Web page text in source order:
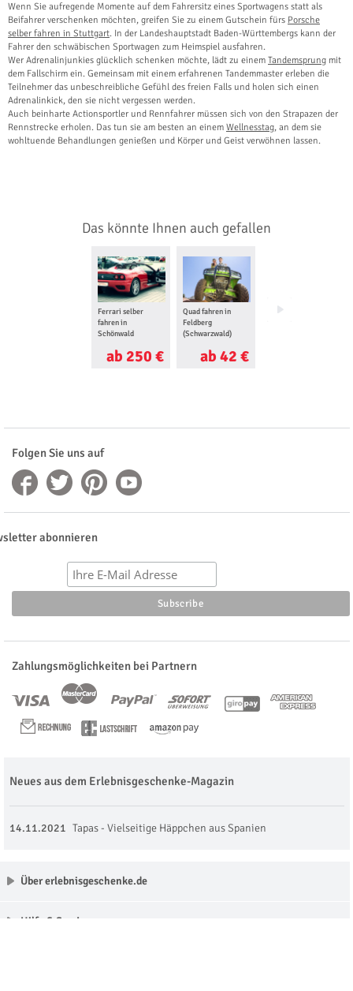
Wenn Sie aufregende Momente auf dem Fahrersitz eines Sportwagens statt als
Beifahrer verschenken möchten, greifen Sie zu einem Gutschein fürs Porsche
selber fahren in Stuttgart. In der Landeshauptstadt Baden-Württembergs kann der
Fahrer den schwäbischen Sportwagen zum Heimspiel ausfahren.
Wer Adrenalinjunkies glücklich schenken möchte, lädt zu einem Tandemsprung mit
dem Fallschirm ein. Gemeinsam mit einem erfahrenen Tandemmaster erleben die
Teilnehmer das unbeschreibliche Gefühl des freien Falls und holen sich einen
Adrenalinkick, den sie nicht vergessen werden.
Auch beinharte Actionsportler und Rennfahrer müssen sich von den Strapazen der
Rennstrecke erholen. Das tun sie am besten an einem Wellnesstag, an dem sie
wohltuende Behandlungen genießen und Körper und Geist verwöhnen lassen.
Das könnte Ihnen auch gefallen
Ferrari selber
fahren in
Schönwald
ab 250 €
Quad fahren in
Feldberg
(Schwarzwald)
ab 42 €
Lamborghini selber
Folgen Sie uns auf
abonnieren
Zahlungsmöglichkeiten bei Partnern
Neues aus dem Erlebnisgeschenke-Magazin
14.11.2021 Tapas - Vielseitige Häppchen aus Spanien
Über erlebnisgeschenke.de
Hilfe & Service